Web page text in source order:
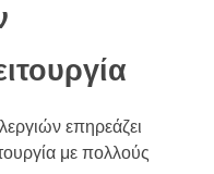
επηρεάζει
με πολλούς